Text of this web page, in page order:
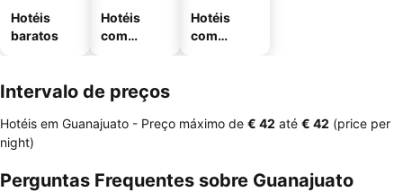
Hotéis
baratos
Hotéis
com
Hotéis
com
Intervalo de preços
Hotéis em Guanajuato - Preço máximo de ‎€ 42 até ‎€ 42 (price per
night)
Perguntas Frequentes sobre Guanajuato